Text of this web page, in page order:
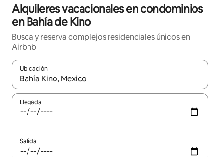
Alquileres vacacionales en condominios
en Bahía de Kino
Busca y reserva complejos residenciales únicos en
Airbnb
Ubicación
Cuando los resultados estén disponibles, navega con las
Llegada
Salida